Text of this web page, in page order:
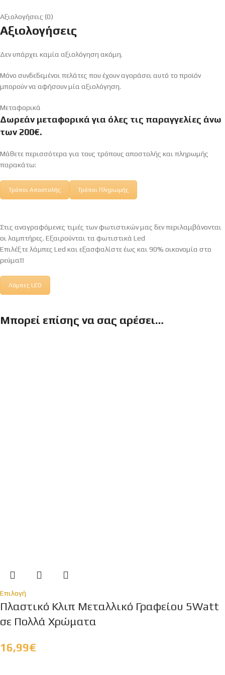
Αξιολογήσεις (0)
Αξιολογήσεις
Δεν υπάρχει καμία αξιολόγηση ακόμη.
Μόνο συνδεδεμένοι πελάτες που έχουν αγοράσει αυτό το προϊόν
μπορούν να αφήσουν μία αξιολόγηση.
Μεταφορικά
Δωρεάν μεταφορικά για όλες τις παραγγελίες άνω
των 200€.
Μάθετε περισσότερα για τους τρόπους αποστολής και πληρωμής
παρακάτω:
Τρόποι Αποστολής Τρόποι Πληρωμής
Στις αναγραφόμενες τιμές των φωτιστικών μας δεν περιλαμβάνονται
οι λαμπτήρες. Εξαιρούνται τα φωτιστικά Led
Επιλέξτε λάμπες Led και εξασφαλίστε έως και 90% οικονομία στο
ρεύμα!!!
Λάμπες LED
Μπορεί επίσης να σας αρέσει…
Επιλογή
Πλαστικό Κλιπ Μεταλλικό Γραφείου 5Watt
σε Πολλά Χρώματα
16,99€